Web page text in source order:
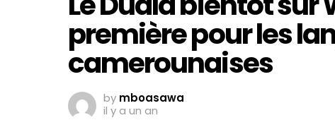
première pour les
camerounaises
by mboasawa
il y a un an